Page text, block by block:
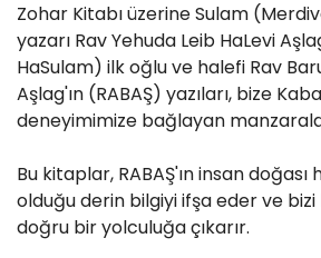
Zohar Kitabı üzerine Sulam
yazarı Rav Yehuda Leib HaLevi
HaSulam) ilk oğlu ve halefi Rav
Aşlag'ın (RABAŞ) yazıları, bize
deneyimimize bağlayan
Bu kitaplar, RABAŞ'ın insan doğası
olduğu derin bilgiyi ifşa eder ve bizi
doğru bir yolculuğa çıkarır.